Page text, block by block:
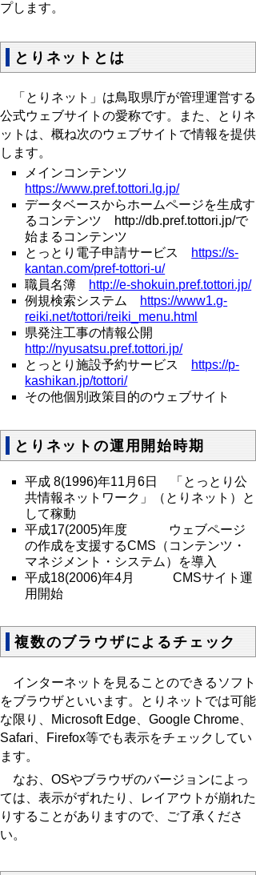
プします。
とりネットとは
「とりネット」は鳥取県庁が管理運営する
公式ウェブサイトの愛称です。また、とりネ
ットは、概ね次のウェブサイトで情報を提供
します。
メインコンテンツ
https://www.pref.tottori.lg.jp/
データベースからホームページを生成す
るコンテンツ http://db.pref.tottori.jp/で
始まるコンテンツ
とっとり電子申請サービス
https://s-
kantan.com/pref-tottori-u/
職員名簿
http://e-shokuin.pref.tottori.jp/
例規検索システム
https://www1.g-
reiki.net/tottori/reiki_menu.html
県発注工事の情報公開
http://nyusatsu.pref.tottori.jp/
とっとり施設予約サービス
https://p-
kashikan.jp/tottori/
その他個別政策目的のウェブサイト
とりネットの運用開始時期
平成 8(1996)年11月6日 「とっとり公
共情報ネットワーク」（とりネット）と
して稼動
平成17(2005)年度 ウェブページ
の作成を支援するCMS（コンテンツ・
マネジメント・システム）を導入
平成18(2006)年4月 CMSサイト運
用開始
複数のブラウザによるチェック
インターネットを見ることのできるソフト
をブラウザといいます。とりネットでは可能
な限り、Microsoft Edge、Google Chrome、
Safari、Firefox等でも表示をチェックしてい
ます。
なお、OSやブラウザのバージョンによっ
ては、表示がずれたり、レイアウトが崩れた
りすることがありますので、ご了承くださ
い。